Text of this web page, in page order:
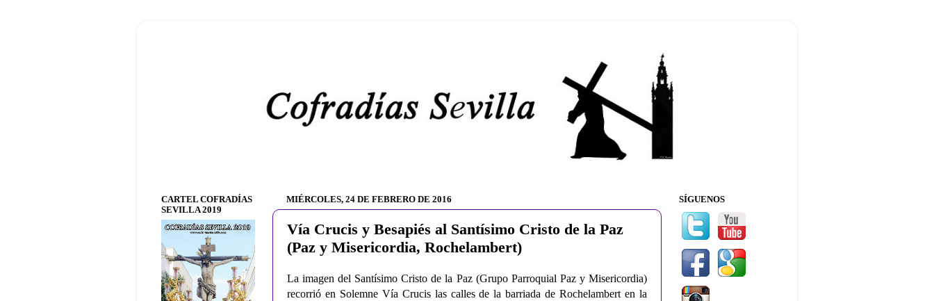
MIÉRCOLES, 24 DE FEBRERO DE 2016
Vía Crucis y Besapiés al Santísimo Cristo de la Paz
(Paz y Misericordia, Rochelambert)
La imagen del Santísimo Cristo de la Paz (Grupo Parroquial Paz y Misericordia)
recorrió en Solemne Vía Crucis las calles de la barriada de Rochelambert en la
CARTEL COFRADÍAS
SEVILLA 2019
SÍGUENOS